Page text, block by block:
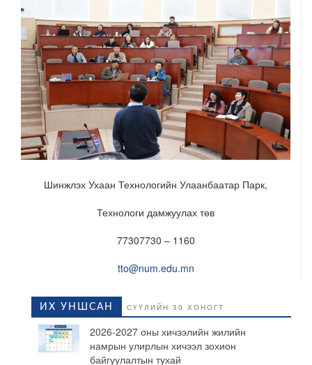
Шинжлэх Ухаан Технологийн Улаанбаатар Парк,
Технологи дамжуулах төв
77307730 – 1160
tto@num.edu.mn
ИХ УНШСАН СҮҮЛИЙН 30 ХОНОГТ
2026-2027 оны хичээлийн жилийн
намрын улирлын хичээл зохион
байгуулалтын тухай